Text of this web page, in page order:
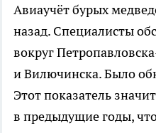
Авиаучёт бурых
назад. Специалисты
вокруг
и Вилючинска. Было
Этот показатель
в предыдущие годы,